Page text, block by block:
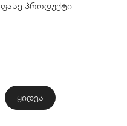
პროდუქტი
ყიდვა